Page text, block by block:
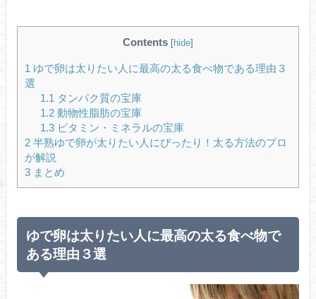
Contents [hide]
1 ゆで卵は太りたい人に最高の太る食べ物である理由３
選
1.1
タンパク質の宝庫
1.2動物性脂肪の宝庫
1.3ビタミン・ミネラルの宝庫
2半熟ゆで卵が太りたい人にぴったり！太る方法のプロ
が解説
3まとめ
ゆで卵は太りたい人に最高の太る食べ物で
ある理由３選